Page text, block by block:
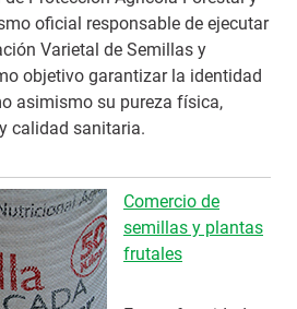
oficial responsable de ejecutar
Varietal de Semillas y
objetivo garantizar la identidad
asimismo su pureza física,
calidad sanitaria.
Comercio de
semillas y plantas
frutales